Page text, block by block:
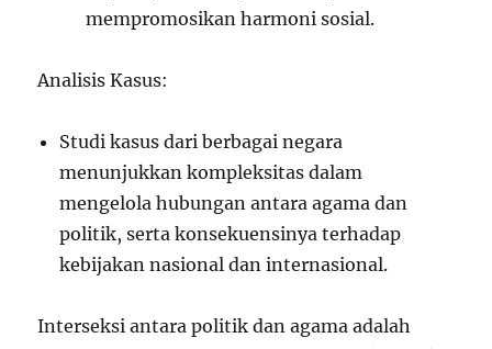
mempromosikan harmoni sosial.
Analisis Kasus:
Studi kasus dari berbagai negara
menunjukkan kompleksitas dalam
mengelola hubungan antara agama dan
politik, serta konsekuensinya terhadap
kebijakan nasional dan internasional.
Interseksi antara politik dan agama adalah